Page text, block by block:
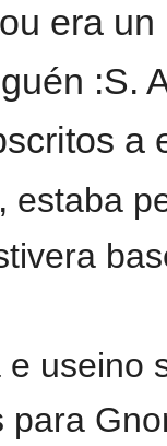
era
:S.
a
estaba
useino
para